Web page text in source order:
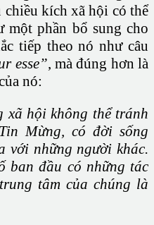
kích xã hội có thể
một phần bổ sung cho
tiếp theo nó như câu
esse”, mà đúng hơn là
nó:
xã hội không thể tránh
Mừng, có đời sống
với những người khác.
ban đầu có những tác
tâm của chúng là